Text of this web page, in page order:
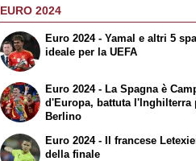
EURO 2024
Euro 2024 - Yamal e altri 5
ideale per la UEFA
Euro 2024 - La Spagna è
d'Europa, battuta l'Inghilterra
Berlino
Euro 2024 - Il francese
della finale